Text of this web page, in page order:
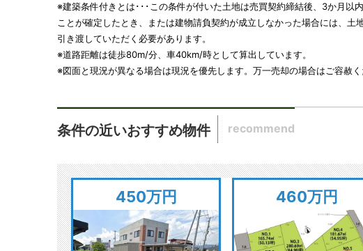
※建築条件付きとは･･･この条件が付いた土地は売買契約締結後、3か月
ことが確定したとき、または建物請負契約が成立しなかった場合には、
引き渡していただく必要があります。
※道路距離は徒歩80m/分、車40km/時として算出しています。
※図面と現況が異なる場合は現況を優先します。万一売却の場合はご容赦く
条件の近いおすすめ物件 recommend
450万円 460万円